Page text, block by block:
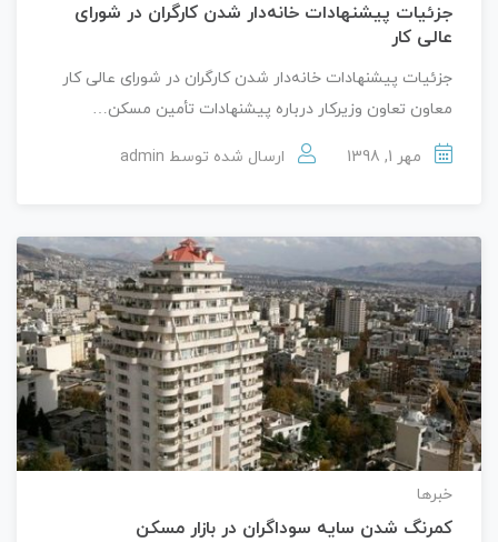
جزئیات پیشنهادات خانه‌دار شدن کارگران در شورای
عالی کار
جزئیات پیشنهادات خانه‌دار شدن کارگران در شورای عالی کار
معاون تعاون وزیرکار درباره پیشنهادات تأمین مسکن…
مهر 1, 1398 ارسال شده توسط admin
خبرها
کمرنگ شدن سایه سوداگران در بازار مسکن